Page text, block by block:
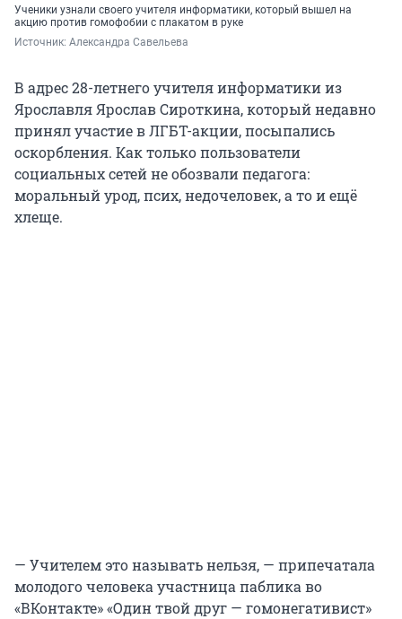
Ученики узнали своего учителя информатики, который вышел на
акцию против гомофобии с плакатом в руке
Источник: Александра Савельева
В адрес 28-летнего учителя информатики из
Ярославля Ярослав Сироткина, который недавно
принял участие в ЛГБТ-акции, посыпались
оскорбления. Как только пользователи
социальных сетей не обозвали педагога:
моральный урод, псих, недочеловек, а то и ещё
хлеще.
— Учителем это называть нельзя, — припечатала
молодого человека участница паблика во
«ВКонтакте» «Один твой друг — гомонегативист»